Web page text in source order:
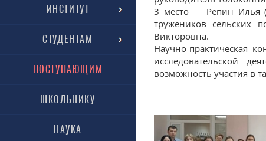
ИНСТИТУТ
СТУДЕНТАМ
ПОСТУПАЮЩИМ
ШКОЛЬНИКУ
НАУКА
3 место — Репин Илья
тружеников сельских
Викторовна.
Научно-практическая
исследовательской
возможность участия в